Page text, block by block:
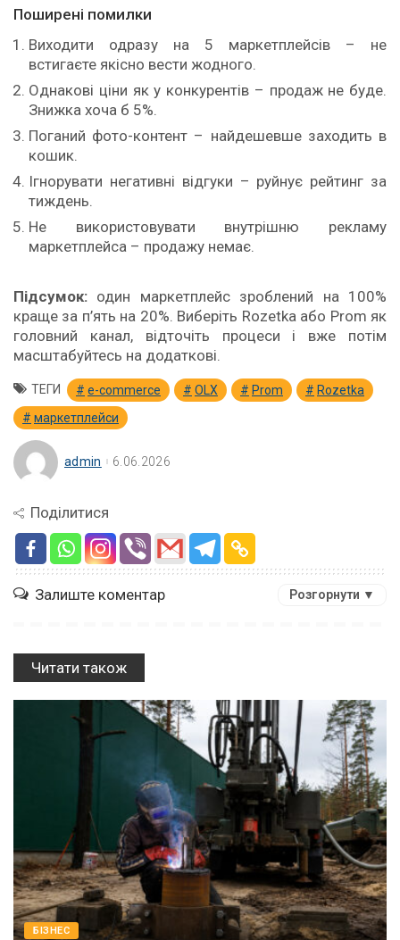
Поширені помилки
Виходити одразу на 5 маркетплейсів – не
встигаєте якісно вести жодного.
Однакові ціни як у конкурентів – продаж не буде.
Знижка хоча б 5%.
Поганий фото-контент – найдешевше заходить в
кошик.
Ігнорувати негативні відгуки – руйнує рейтинг за
тиждень.
Не використовувати внутрішню рекламу
маркетплейса – продажу немає.
Підсумок: один маркетплейс зроблений на 100%
краще за п’ять на 20%. Виберіть Rozetka або Prom як
головний канал, відточіть процеси і вже потім
масштабуйтесь на додаткові.
ТЕГИ e-commerce OLX Prom
Rozetka
маркетплейси
admin 6.06.2026
Поділитися
Залиште коментар Розгорнути ▼
Читати також
БІЗНЕС